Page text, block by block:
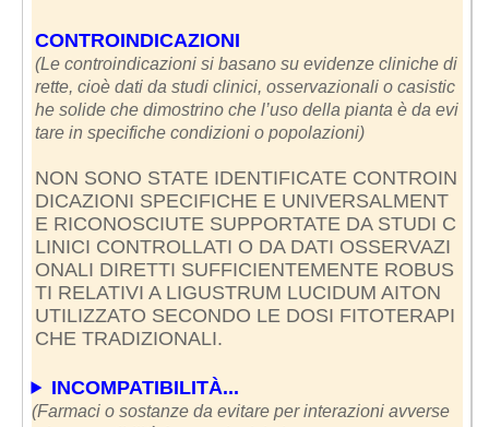
CONTROINDICAZIONI
(Le controindicazioni si basano su evidenze cliniche di
rette, cioè dati da studi clinici, osservazionali o casistic
he solide che dimostrino che l’uso della pianta è da evi
tare in specifiche condizioni o popolazioni)
NON SONO STATE IDENTIFICATE CONTROIN
DICAZIONI SPECIFICHE E UNIVERSALMENT
E RICONOSCIUTE SUPPORTATE DA STUDI C
LINICI CONTROLLATI O DA DATI OSSERVAZI
ONALI DIRETTI SUFFICIENTEMENTE ROBUS
TI RELATIVI A LIGUSTRUM LUCIDUM AITON
UTILIZZATO SECONDO LE DOSI FITOTERAPI
CHE TRADIZIONALI.
INCOMPATIBILITÀ...
(Farmaci o sostanze da evitare per interazioni avverse